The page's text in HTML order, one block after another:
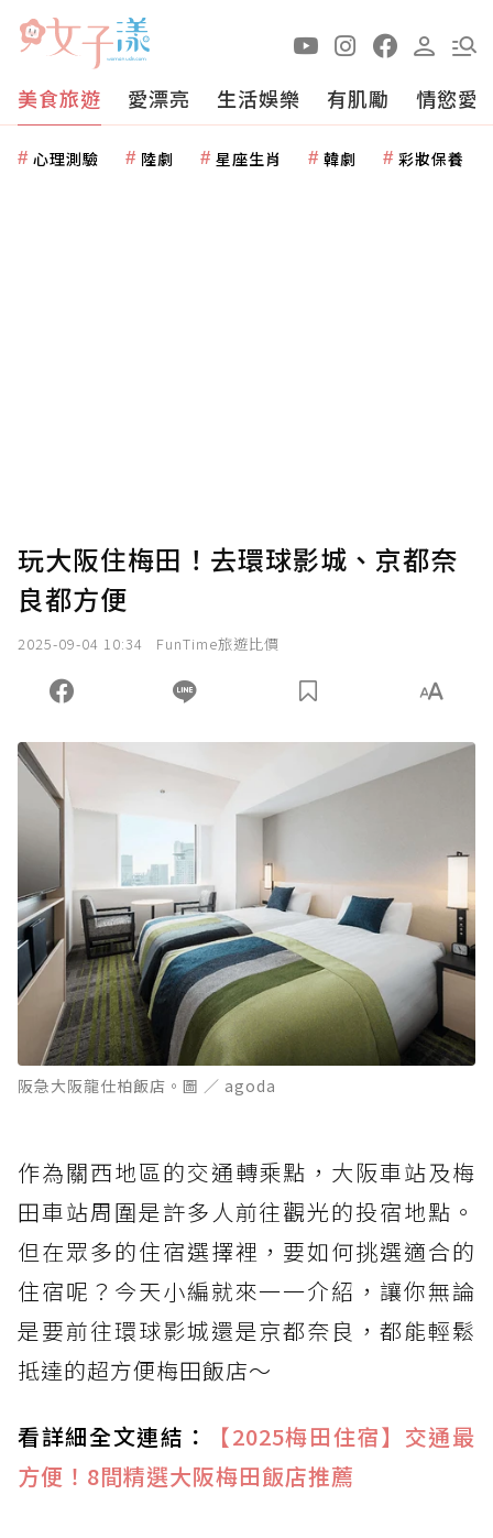
美食旅遊 愛漂亮 生活娛樂 有肌勵 情慾愛
心理測驗 陸劇 星座生肖 韓劇 彩妝保養
玩大阪住梅田！去環球影城、京都奈
良都方便
2025-09-04 10:34 FunTime旅遊比價
阪急大阪龍仕柏飯店。圖 ／ agoda
作為關西地區的交通轉乘點，大阪車站及梅
田車站周圍是許多人前往觀光的投宿地點。
但在眾多的住宿選擇裡，要如何挑選適合的
住宿呢？今天小編就來一一介紹，讓你無論
是要前往環球影城還是京都奈良，都能輕鬆
抵達的超方便梅田飯店～
看詳細全文連結：
【2025梅田住宿】交通最
方便！8間精選大阪梅田飯店推薦